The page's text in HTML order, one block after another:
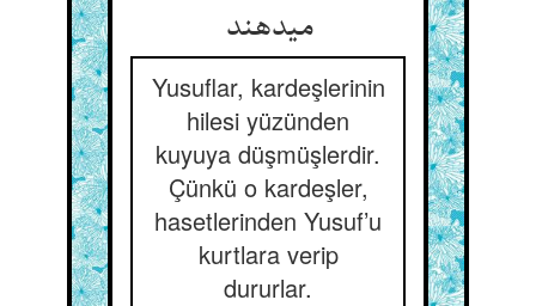
می‏دهند
Yusuflar, kardeşlerinin
hilesi yüzünden
kuyuya düşmüşlerdir.
Çünkü o kardeşler,
hasetlerinden Yusuf’u
kurtlara verip
dururlar.